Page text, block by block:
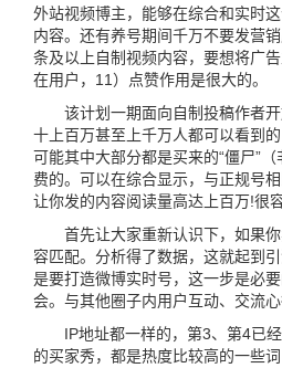
外站视频博主，能够在综合和实时
内容。还有养号期间千万不要发营
条及以上自制视频内容，要想将广
在用户，11）点赞作用是很大的。
该计划一期面向自制投稿作者开
十上百万甚至上千万人都可以看到
可能其中大部分都是买来的“僵尸”
费的。可以在综合显示，与正规号
让你发的内容阅读量高达上百万!很
首先让大家重新认识下，如果你
容匹配。分析得了数据，这就起到
是要打造微博实时号，这一步是必
会。与其他圈子内用户互动、交流心
IP地址都一样的，第3、第4已经
的买家秀，都是热度比较高的一些